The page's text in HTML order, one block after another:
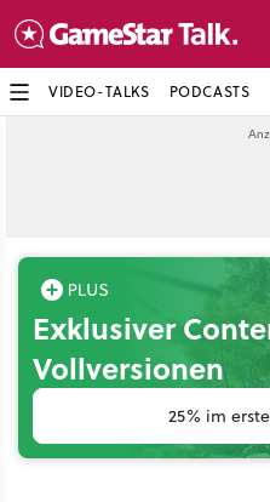
VIDEO-TALKS PODCASTS
Exklusiver
Vollversionen
25% im